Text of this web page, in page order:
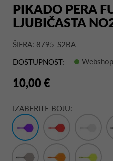
PIKADO PERA
LJUBIČASTA
ŠIFRA: 8795-S2BA
DOSTUPNOST:
Webshop
10,00 €
IZABERITE BOJU: